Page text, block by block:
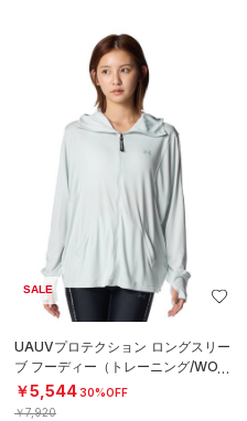
SALE
UAUVプロテクション ロングスリー
ブ フーディー（トレーニング/WOM
EN）
￥5,54430%OFF
￥7,920